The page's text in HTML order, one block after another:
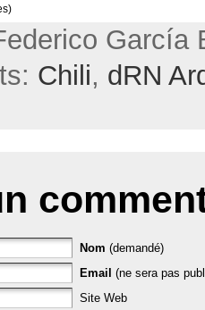
García
Chili, dRN
Nom (demandé)
Email (ne sera pas
Site Web